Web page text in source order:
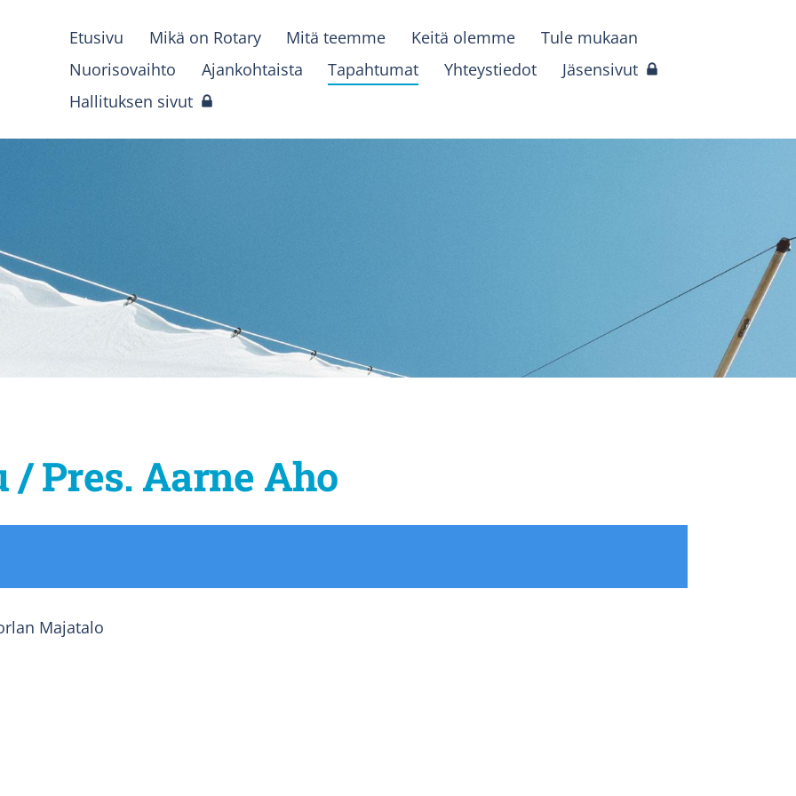
Etusivu Mikä on Rotary Mitä teemme Keitä olemme
Tule mukaan
Nuorisovaihto
Ajankohtaista Tapahtumat Yhteystiedot
Jäsensivut
Hallituksen sivut
Pres. Aarne Aho
Majatalo